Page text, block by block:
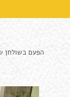
הפעם בשולחן